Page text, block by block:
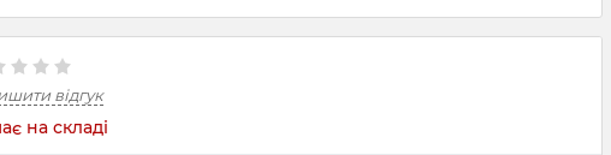
відгук
на складі